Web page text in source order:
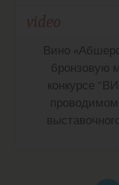
Вино
бронзовую
конкурсе